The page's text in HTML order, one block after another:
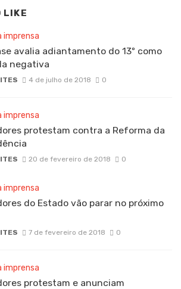
LIKE
imprensa
avalia adiantamento do 13º como
negativa
4 de julho de 2018 0
imprensa
protestam contra a Reforma da
20 de fevereiro de 2018 0
imprensa
do Estado vão parar no próximo
7 de fevereiro de 2018 0
imprensa
protestam e anunciam